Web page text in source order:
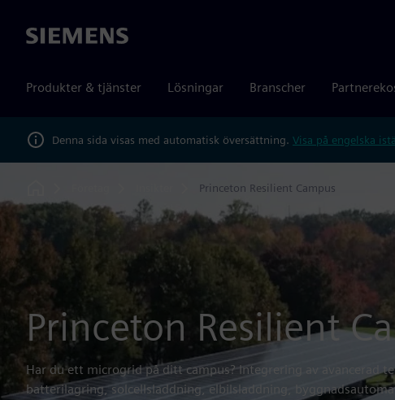
Siemens
Produkter & tjänster Lösningar Branscher
Denna sida visas med automatisk översättning. Visa på engelska
Princeton Resilient Campus
Princeton Resilient
Har du ett microgrid på ditt campus? Integrering av avancerad
batterilagring, solcellsladdning, elbilsladdning,